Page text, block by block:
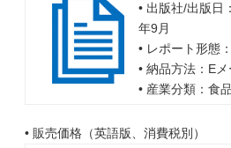
• 出版社/出版日：
年9月
• レポート形態
• 納品方法：E
• 産業分類：食
• 販売価格（英語版、消費税別）